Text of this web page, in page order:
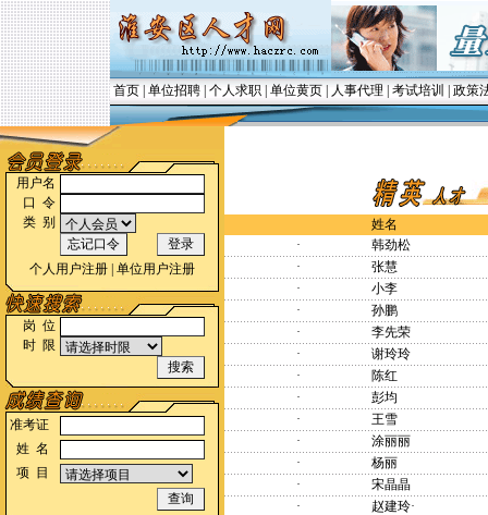
首页 单位招聘 个人求职 单位黄页 人事代理 考试培训 政策
用户名
口 令
类 别
个人用户注册 单位用户注册
岗 位
时 限
准考证
姓 名
项 目
姓名
·
韩劲松
·
张慧
·
小李
·
孙鹏
·
李先荣
·
谢玲玲
·
陈红
·
彭均
·
王雪
·
涂丽丽
·
杨丽
·
宋晶晶
·
赵建玲·